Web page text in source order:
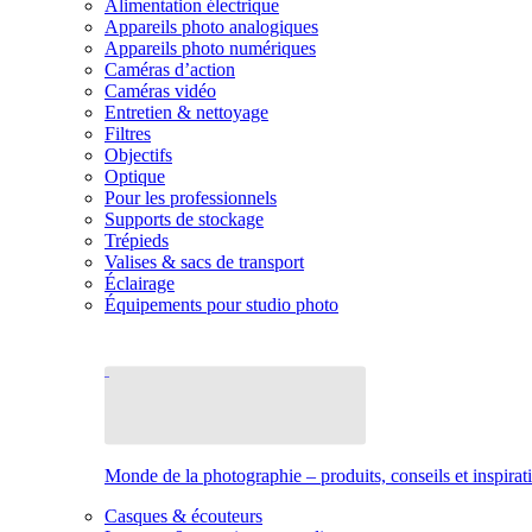
Alimentation électrique
Appareils photo analogiques
Appareils photo numériques
Caméras d’action
Caméras vidéo
Entretien & nettoyage
Filtres
Objectifs
Optique
Pour les professionnels
Supports de stockage
Trépieds
Valises & sacs de transport
Éclairage
Équipements pour studio photo
Monde de la photographie – produits, conseils et
Casques & écouteurs